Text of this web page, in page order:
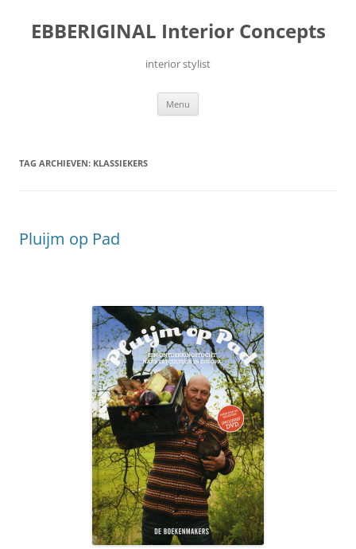
inhoud
EBBERIGINAL Interior Concepts
interior stylist
Menu
TAG ARCHIEVEN: KLASSIEKERS
Pluijm op Pad